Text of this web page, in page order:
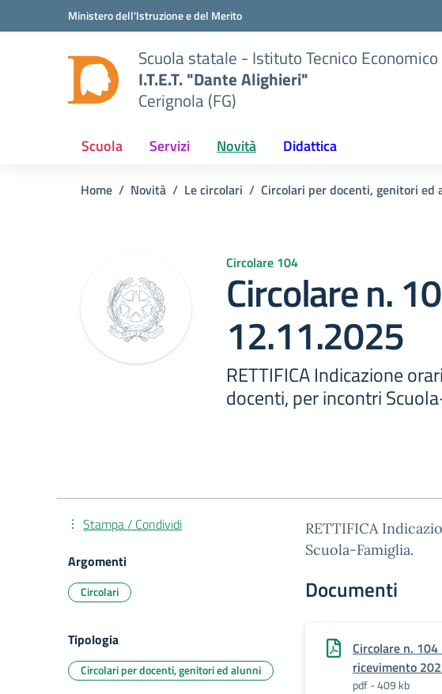
Vai ai contenuti
Vai al menu di navigazioneMinistero dell'Istruzione e del Merito
Scuola statale - Istituto Tecnico Economico
I.T.E.T. "Dante Alighieri"
Cerignola (FG)
Scuola Servizi Novità Didattica
Home Novità Le circolari Circolari per docenti, genitori ed
Circolare 104
Circolare n.
12.11.2025
RETTIFICA Indicazione
docenti, per incontri
RETTIFICA
Scuola-Famiglia.
Documenti
Circolare n.
ricevimento
pdf - 409 kb
Stampa / Condividi
Argomenti
Circolari
Tipologia
Circolari per docenti, genitori ed alunni